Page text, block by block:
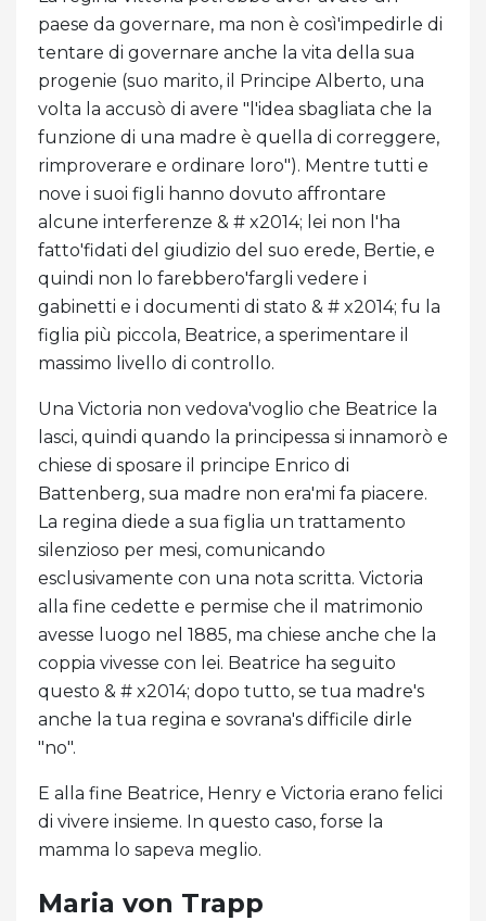
paese da governare, ma non è così'impedirle di
tentare di governare anche la vita della sua
progenie (suo marito, il Principe Alberto, una
volta la accusò di avere "l'idea sbagliata che la
funzione di una madre è quella di correggere,
rimproverare e ordinare loro"). Mentre tutti e
nove i suoi figli hanno dovuto affrontare
alcune interferenze & # x2014; lei non l'ha
fatto'fidati del giudizio del suo erede, Bertie, e
quindi non lo farebbero'fargli vedere i
gabinetti e i documenti di stato & # x2014; fu la
figlia più piccola, Beatrice, a sperimentare il
massimo livello di controllo.
Una Victoria non vedova'voglio che Beatrice la
lasci, quindi quando la principessa si innamorò e
chiese di sposare il principe Enrico di
Battenberg, sua madre non era'mi fa piacere.
La regina diede a sua figlia un trattamento
silenzioso per mesi, comunicando
esclusivamente con una nota scritta. Victoria
alla fine cedette e permise che il matrimonio
avesse luogo nel 1885, ma chiese anche che la
coppia vivesse con lei. Beatrice ha seguito
questo & # x2014; dopo tutto, se tua madre's
anche la tua regina e sovrana's difficile dirle
"no".
E alla fine Beatrice, Henry e Victoria erano felici
di vivere insieme. In questo caso, forse la
mamma lo sapeva meglio.
Maria von Trapp